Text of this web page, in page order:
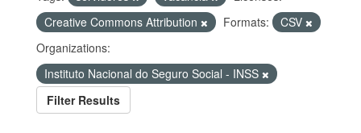
Creative Commons Attribution
Formats:
CSV
Organizations:
Instituto Nacional do Seguro Social - INSS
Filter Results